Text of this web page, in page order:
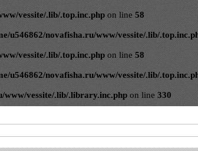
vessite/.lib/.top.inc.php on line 58
u546862/novafisha.ru/www/vessite/.lib/
vessite/.lib/.top.inc.php on line 58
u546862/novafisha.ru/www/vessite/.lib/
www/vessite/.lib/.library.inc.php on line 330